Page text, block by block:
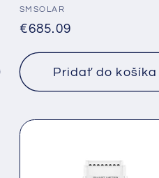
Dodávateľ:
SMSOLAR
Normálna
€685.09
Pridať do košíka